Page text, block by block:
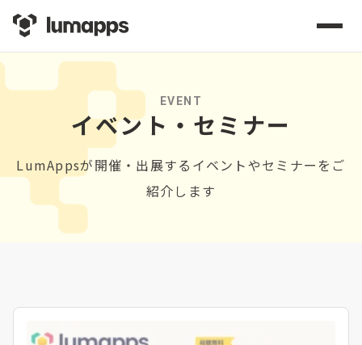
EVENT
イベント・セミナー
LumAppsが開催・出展するイベントやセミナーをご
紹介します